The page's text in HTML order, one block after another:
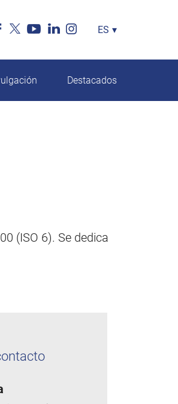
Select
ES ▾
Destacados
(ISO 6). Se dedica